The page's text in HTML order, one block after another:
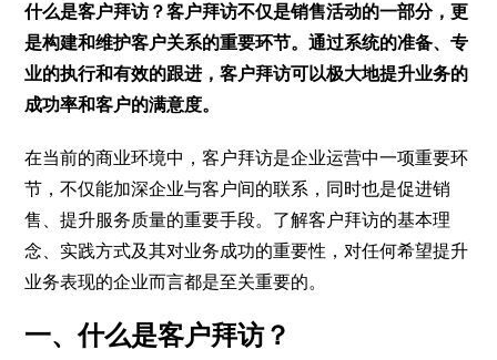
什么是客户拜访？客户拜访不仅是销售活动的一部分，更
是构建和维护客户关系的重要环节。通过系统的准备、专
业的执行和有效的跟进，客户拜访可以极大地提升业务的
成功率和客户的满意度。
在当前的商业环境中，客户拜访是企业运营中一项重要环
节，不仅能加深企业与客户间的联系，同时也是促进销
售、提升服务质量的重要手段。了解客户拜访的基本理
念、实践方式及其对业务成功的重要性，对任何希望提升
业务表现的企业而言都是至关重要的。
一、什么是客户拜访？